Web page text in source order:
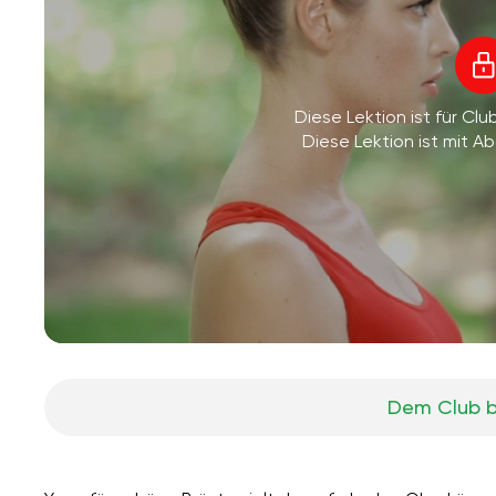
Diese Lektion ist für
Diese Lektion ist mit
Dem Club